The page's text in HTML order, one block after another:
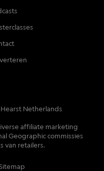
Netherlands
affiliate marketing
Geographic commissies
van retailers.